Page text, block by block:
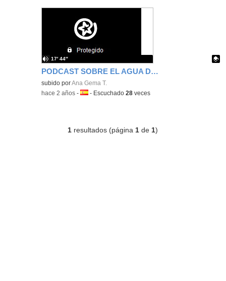
PODCAST SOBRE EL AGUA DE MADRID
Contenido educativo.
subido porAna Gema T.
17′ 44″
-hace 2 años -Idioma:
- Escuchado28 veces
1 resultados (página 1 de 1)